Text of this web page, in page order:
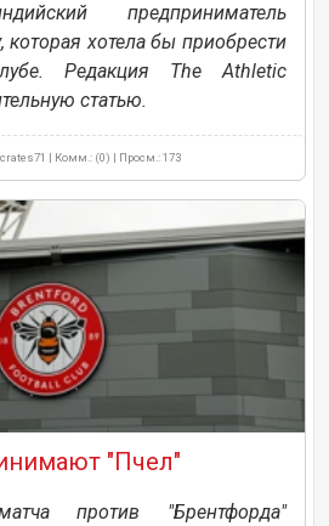
предприниматель
которая хотела бы приобрести
Редакция The Athletic
статью.
| Комм.: (0) | Просм.: 173
"Пчел"
против "Брентфорда"